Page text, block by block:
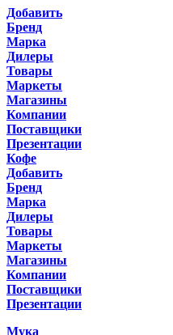
Добавить
Бренд
Марка
Дилеры
Товары
Маркеты
Магазины
Компании
Поставщики
Презентации
Кофе
Добавить
Бренд
Марка
Дилеры
Товары
Маркеты
Магазины
Компании
Поставщики
Презентации
Мука